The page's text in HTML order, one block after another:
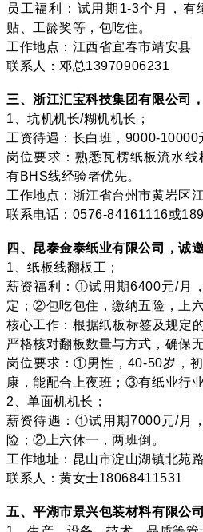
员工福利：试用期1-3个月，有
贴、工龄奖等，包吃住。
工作地点：江西省宜春市靖安县
联系人：邓总13970906231
三、浙江汇宝科技集团有限公司
1、坑机机长/糊机机长；
工资待遇：长白班，9000-10000
岗位要求：熟悉瓦楞纸板流水线
有BHS线经验者优先。
工作地点：浙江省台州市黄岩区
联系电话：0576-84161116或
四、昆泰金泰纸业有限公司，诚邀
1、纸板线翻板工；
薪资福利：①试用期6400元/月
定；②包吃包住，缴纳五险，上
核心工作：根据纸板标签及规定
严格核对翻板数量与方式，确保无
岗位要求：①男性，40-50岁，
康，能配合上夜班；③有纸业行业
2、单面机机长；
薪资待遇：①试用期7000元/月
险；②上六休一，两班倒。
工作地址：昆山市淀山湖镇北苑
联系人：黄女士18068411531
五、平湖市景兴包装材料有限公